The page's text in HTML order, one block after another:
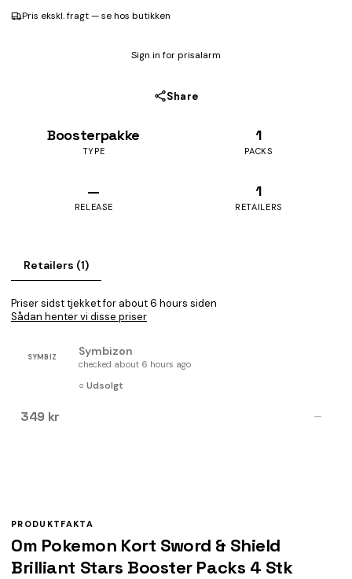
Pris ekskl. fragt — se hos butikken
Sign in for prisalarm
Share
Boosterpakke
TYPE
1
PACKS
—
RELEASE
1
RETAILERS
Retailers (1)
Priser sidst tjekket for about 6 hours siden
Sådan henter vi disse priser
SYMBIZ Symbizon
checked about 6 hours ago
○ Udsolgt
349 kr —
PRODUKTFAKTA
Om Pokemon Kort Sword & Shield
Brilliant Stars Booster Packs 4 Stk